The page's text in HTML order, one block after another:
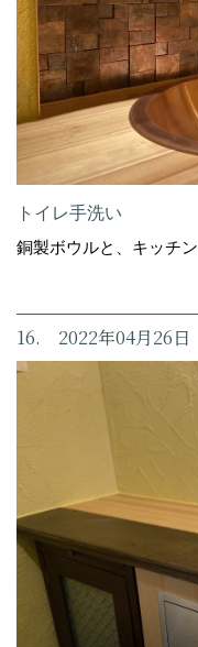
トイレ手洗い
銅製ボウルと、キッチ
16. 2022年04月26日